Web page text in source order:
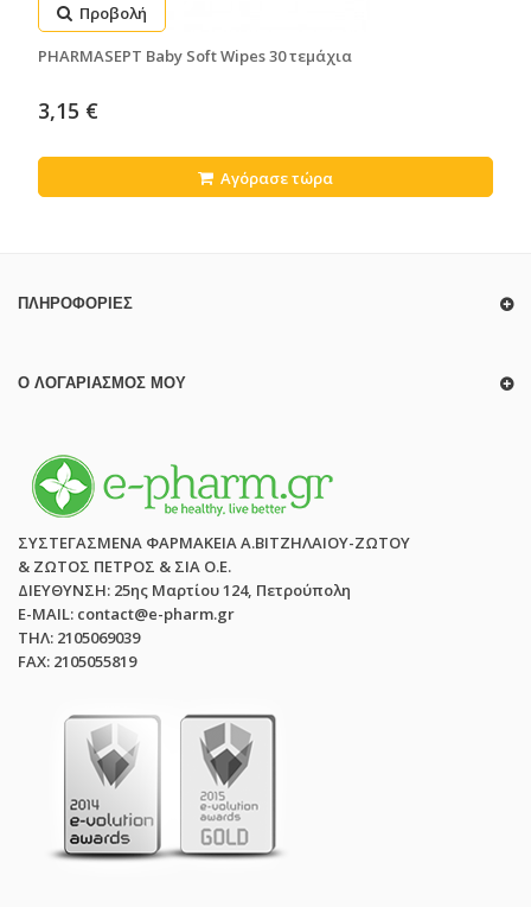
Προβολή
PHARMASEPT Baby Soft Wipes 30 τεμάχια
3,15 €
Αγόρασε τώρα
ΠΛΗΡΟΦΟΡΊΕΣ
Ο ΛΟΓΑΡΙΑΣΜΌΣ ΜΟΥ
ΣΥΣΤΕΓΑΣΜΕΝΑ ΦΑΡΜΑΚΕΙΑ Α.ΒΙΤΖΗΛΑΙΟΥ-ΖΩΤΟΥ
& ΖΩΤΟΣ ΠΕΤΡΟΣ & ΣΙΑ Ο.Ε.
ΔΙΕΥΘΥΝΣΗ: 25ης Μαρτίου 124, Πετρούπολη
E-MAIL: contact@e-pharm.gr
ΤΗΛ: 2105069039
FAX: 2105055819